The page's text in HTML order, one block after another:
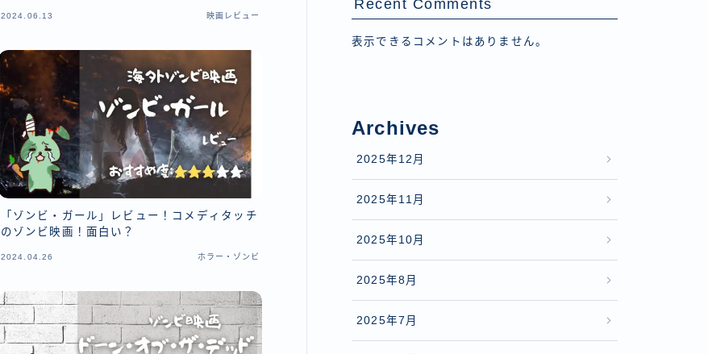
2024.06.13 映画レビュー
「ゾンビ・ガール」レビュー！コメディタッチ
のゾンビ映画！面白い？
2024.04.26 ホラー・ゾンビ
Recent Comments
表示できるコメントはありません。
Archives
2025年12月
2025年11月
2025年10月
2025年8月
2025年7月